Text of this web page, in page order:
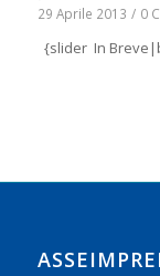
29 Aprile 2013 / 0
{slider In